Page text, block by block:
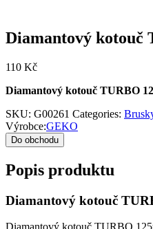
Diamantový kotouč
110 Kč
Diamantový kotouč TURBO
SKU: G00261 Categories:
Výrobce:GEKO
Do obchodu
Popis produktu
Diamantový kotouč